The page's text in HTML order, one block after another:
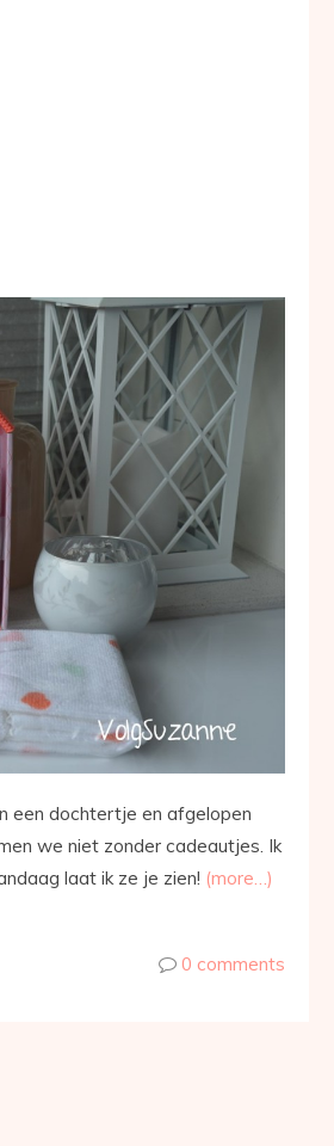
een dochtertje en afgelopen
we niet zonder cadeautjes. Ik
laat ik ze je zien! (more…)
0 comments